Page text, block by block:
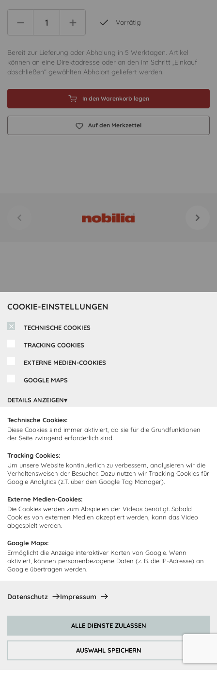
COOKIE-EINSTELLUNGEN
TECHNISCHE COOKIES
TRACKING COOKIES
EXTERNE MEDIEN-COOKIES
GOOGLE MAPS
DETAILS ANZEIGEN
Technische Cookies:
Diese Cookies sind immer aktiviert, da sie für die Grundfunktionen
der Seite zwingend erforderlich sind.
Tracking Cookies:
Um unsere Website kontinuierlich zu verbessern, analysieren wir die
Verhaltensweisen der Besucher. Dazu nutzen wir Tracking Cookies für
Google Analytics (z.T. über den Google Tag Manager).
Externe Medien-Cookies:
Die Cookies werden zum Abspielen der Videos benötigt. Sobald
Cookies von externen Medien akzeptiert werden, kann das Video
abgespielt werden.
Google Maps:
Ermöglicht die Anzeige interaktiver Karten von Google. Wenn
aktiviert, können personenbezogene Daten (z. B. die IP-Adresse) an
Google übertragen werden.
Datenschutz Impressum
AUSWAHL SPEICHERN
ALLE DIENSTE ZULASSEN
Vorrätig
Bereit zur Lieferung oder Abholung in 5 Werktagen. Artikel
können an eine Direktadresse oder an den im Schritt „Einkauf
abschließen“ gewählten Abholort geliefert werden.
In den Warenkorb legen
Auf den Merkzettel
Cocooning24 Küchen
Über Cocooning24
Über uns
Impressum
FAQ
Kontakt
Lieferung
Montage
Zahlarten
Abholorte
Newsletter abonnieren
Abonnieren Sie unseren
Newsletter und empfangen Sie
Neuigkeiten und Angebote
Ich bin damit einverstanden, dass Cocooning24 mich regelmäßig
per E-Mail-Newsletter über seine Angebote informiert.
Datenschutzrichtlinie
Zahlungsmethoden